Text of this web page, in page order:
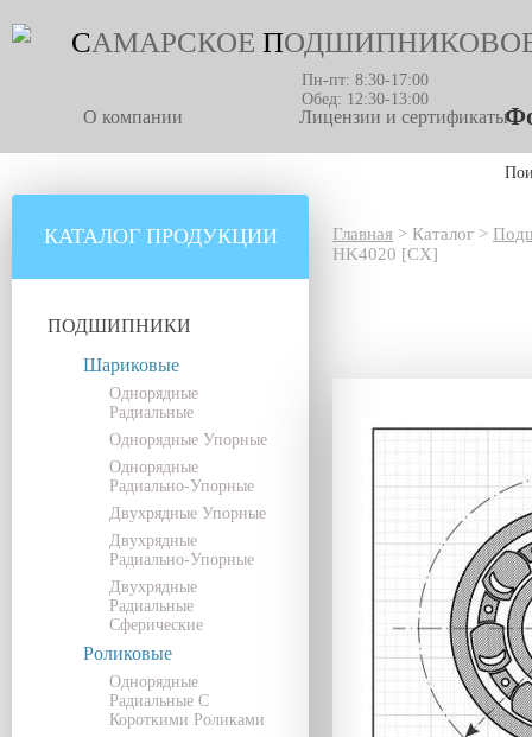
САМАРСКОЕ П
Пн-пт: 8:30-17:00
Обед: 12:30-13:00
О компании Лицензии и сертификаты
КАТАЛОГ ПРОДУКЦИИ
ПОДШИПНИКИ
Шариковые
Однорядные
Радиальные
Однорядные Упорные
Однорядные
Радиально-Упорные
Двухрядные Упорные
Двухрядные
Радиально-Упорные
Двухрядные
Радиальные
Сферические
Роликовые
Однорядные
Радиальные С
Короткими Роликами
Главная > Каталог >
HK4020 [CX]